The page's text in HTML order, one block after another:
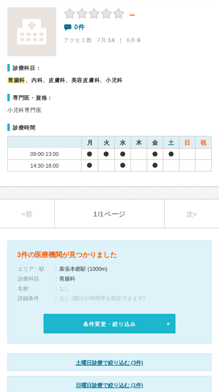
－
0件
アクセス数 7月:14 | 6月:6
診療科目：
胃腸科 、内科、皮膚科、美容皮膚科、小児科
専門医・資格：
小児科専門医
診療時間
月 火 水 木 金 土 日 祝
09:00-13:00
14:30-18:00
«前 1/1ページ 次»
3件の医療機関が見つかりました
エリア・駅
幕張本郷駅 (1000m)
診療科目
胃腸科
名称
なし
詳細条件
なし (曜日や時間帯を指定できます)
条件変更・絞り込み
土曜日診療で絞り込む (3件)
日曜日診療で絞り込む (1件)